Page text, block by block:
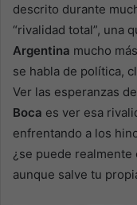
descrito durante
“rivalidad total”, una
Argentina mucho
se habla de política,
Ver las esperanzas de
Boca es ver esa
enfrentando a los
¿se puede
aunque salve tu